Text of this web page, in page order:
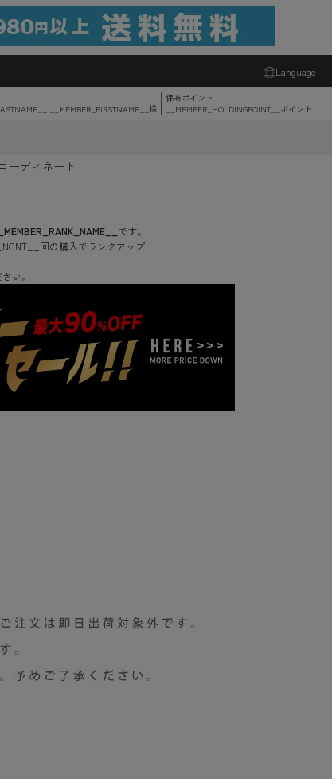
Language
__MEMBER_FIRSTNAME__ 様
保有ポイント：
__MEMBER_HOLDINGPOINT__
ポイント
ーディネート
です。
回の購入でランクアップ！
い。